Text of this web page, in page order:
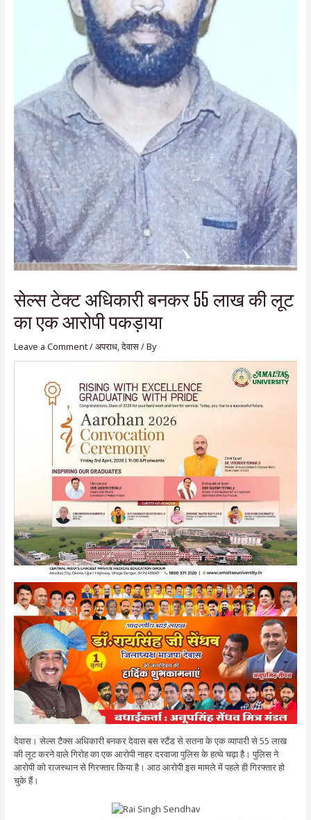
सेल्स टेक्ट अधिकारी बनकर 55 लाख की लूट
का एक आरोपी पकड़ाया
Leave a Comment/अपराध,देवास/ By
देवास। सेल्स टैक्स अधिकारी बनकर देवास बस स्टैंड से सतना के एक व्यापारी से 55 लाख
की लूट करने वाले गिरोह का एक आरोपी नाहर दरवाजा पुलिस के हत्थे चढ़ा है। पुलिस ने
आरोपी को राजस्थान से गिरफ्तार किया है। आठ आरोपी इस मामले में पहले ही गिरफ्तार हो
चुके हैं।